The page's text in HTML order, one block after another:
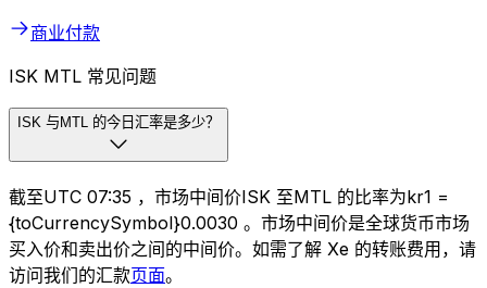
商业付款
ISK MTL 常见问题
ISK 与MTL 的今日汇率是多少？
截至UTC 07:35 ，市场中间价ISK 至MTL 的比率为kr1 =
{toCurrencySymbol}0.0030 。市场中间价是全球货币市场
买入价和卖出价之间的中间价。如需了解 Xe 的转账费用，请
访问我们的汇款页面。